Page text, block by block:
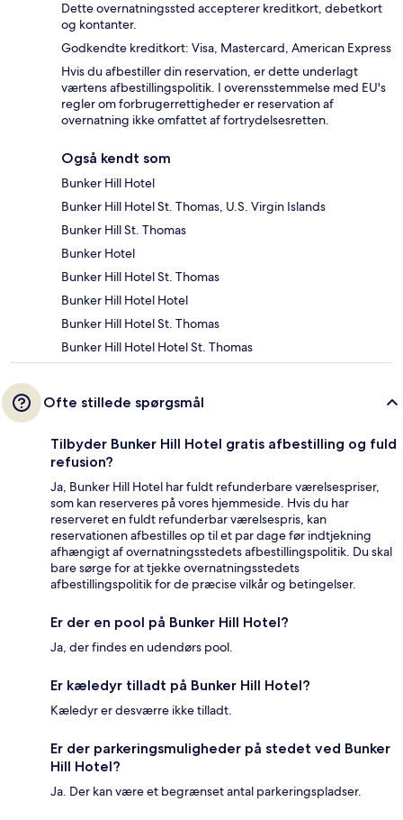
Dette overnatningssted accepterer kreditkort, debetkort
og kontanter.
Godkendte kreditkort: Visa, Mastercard, American Express
Hvis du afbestiller din reservation, er dette underlagt
værtens afbestillingspolitik. I overensstemmelse med EU's
regler om forbrugerrettigheder er reservation af
overnatning ikke omfattet af fortrydelsesretten.
Også kendt som
Bunker Hill Hotel
Bunker Hill Hotel St. Thomas, U.S. Virgin Islands
Bunker Hill St. Thomas
Bunker Hotel
Bunker Hill Hotel St. Thomas
Bunker Hill Hotel Hotel
Bunker Hill Hotel St. Thomas
Bunker Hill Hotel Hotel St. Thomas
Ofte stillede spørgsmål
Tilbyder Bunker Hill Hotel gratis afbestilling og fuld
refusion?
Ja, Bunker Hill Hotel har fuldt refunderbare værelsespriser,
som kan reserveres på vores hjemmeside. Hvis du har
reserveret en fuldt refunderbar værelsespris, kan
reservationen afbestilles op til et par dage før indtjekning
afhængigt af overnatningsstedets afbestillingspolitik. Du skal
bare sørge for at tjekke overnatningsstedets
afbestillingspolitik for de præcise vilkår og betingelser.
Er der en pool på Bunker Hill Hotel?
Ja, der findes en udendørs pool.
Er kæledyr tilladt på Bunker Hill Hotel?
Kæledyr er desværre ikke tilladt.
Er der parkeringsmuligheder på stedet ved Bunker
Hill Hotel?
Ja. Der kan være et begrænset antal parkeringspladser.